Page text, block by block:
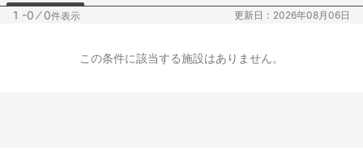
1 -0 ⁄0件表示 更新日：2026年08月06日
この条件に該当する施設はありません。